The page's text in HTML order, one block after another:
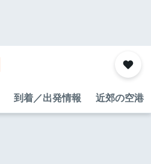
到着／出発情報 近郊の空港